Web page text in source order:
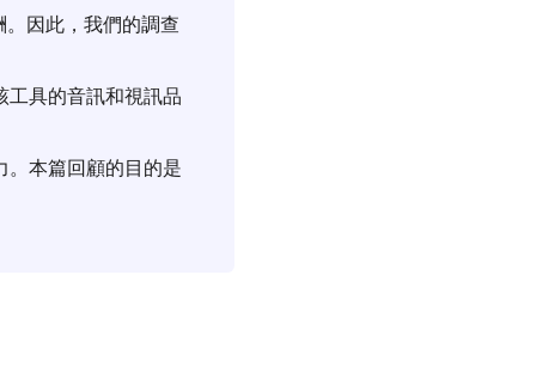
因此，我們的調查
工具的音訊和視訊品
。本篇回顧的目的是